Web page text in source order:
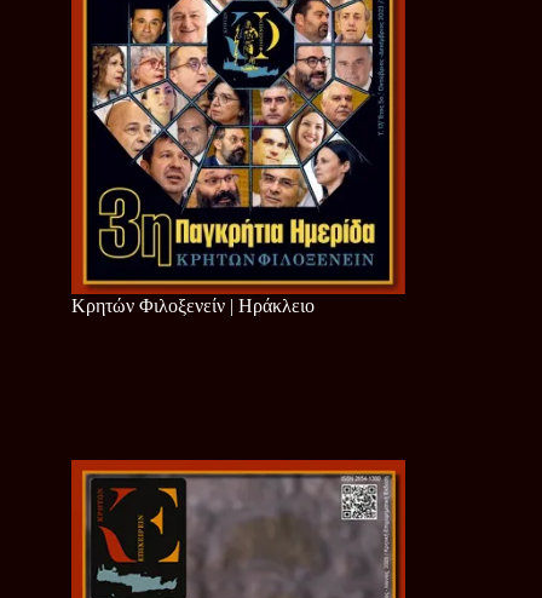
Κρητών Φιλοξενείν | Ηράκλειο